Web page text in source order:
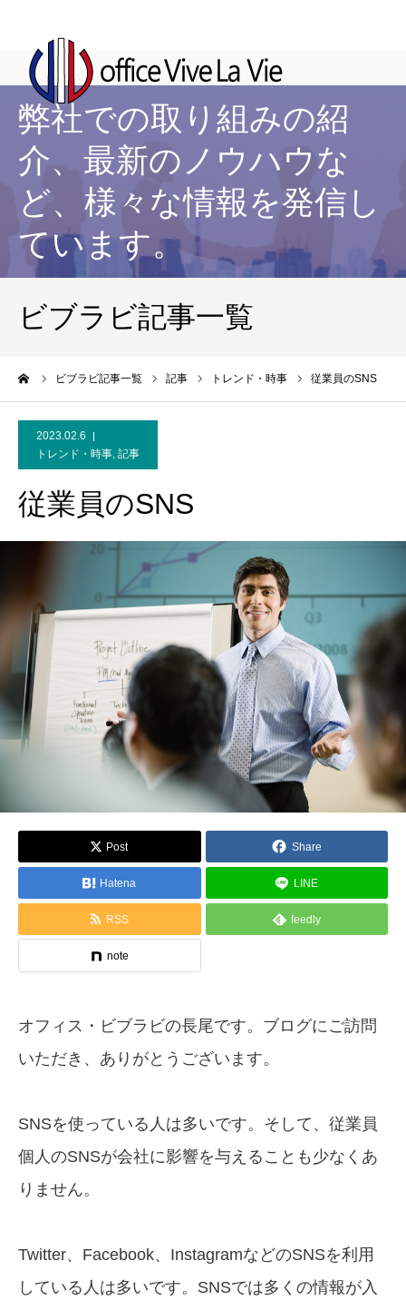
弊社での取り組みの紹
介、最新のノウハウな
ど、様々な情報を発信し
ています。
ビブラビ記事一覧
ビブラビ記事一覧 記事 トレンド・時事 従業員のSNS
2023.02.6
トレンド・時事, 記事
従業員のSNS
Post Share
Hatena LINE
RSS feedly
note
オフィス・ビブラビの長尾です。ブログにご訪問
いただき、ありがとうございます。
SNSを使っている人は多いです。そして、従業員
個人のSNSが会社に影響を与えることも少なくあ
りません。
Twitter、Facebook、InstagramなどのSNSを利用
している人は多いです。SNSでは多くの情報が入